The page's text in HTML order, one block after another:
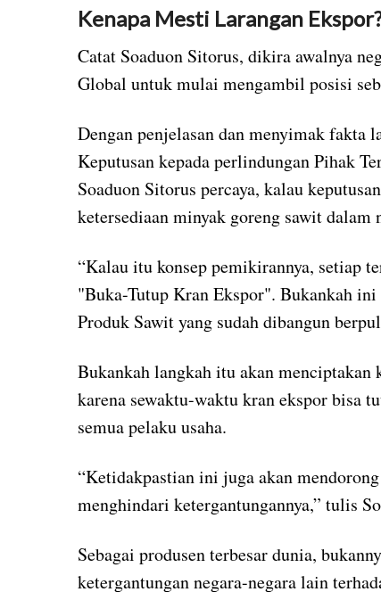
Kenapa Mesti Larangan
Catat Soaduon Sitorus, dikira awalnya
Global untuk mulai mengambil posisi
Dengan penjelasan dan menyimak fakta
Keputusan kepada perlindungan Pihak
Soaduon Sitorus percaya, kalau
ketersediaan minyak goreng sawit dalam
“Kalau itu konsep pemikirannya, setiap
"Buka-Tutup Kran Ekspor". Bukankah ini
Produk Sawit yang sudah dibangun
Bukankah langkah itu akan
karena sewaktu-waktu kran ekspor bisa
semua pelaku usaha.
“Ketidakpastian ini juga akan
menghindari ketergantungannya,” tulis
Sebagai produsen terbesar dunia,
ketergantungan negara-negara lain